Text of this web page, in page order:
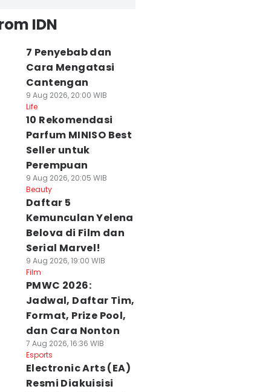
IDN
7 Penyebab dan
Cara Mengatasi
Cantengan
9 Aug 2026, 20:00 WIB
Life
10 Rekomendasi
Parfum MINISO Best
Seller untuk
Perempuan
9 Aug 2026, 20:05 WIB
Beauty
Daftar 5
Kemunculan Yelena
Belova di Film dan
Serial Marvel!
9 Aug 2026, 19:00 WIB
Film
PMWC 2026:
Jadwal, Daftar Tim,
Format, Prize Pool,
dan Cara Nonton
7 Aug 2026, 16:36 WIB
Esports
Electronic Arts (EA)
Resmi Diakuisisi